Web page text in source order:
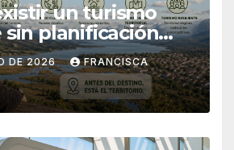
un turismo
planificación
DE 2026 FRANCISCA